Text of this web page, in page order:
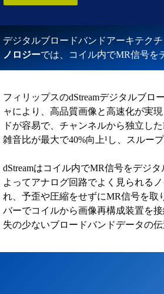
デジタルブロードバンドアーキテク
ノロジーでは、コイル内でMR信号を
フィリップスのdStreamデジタルブロ
ャにより、高品質画像と高速化が実
ドが容易で、チャンネルから独立し
雑音比が最大で40%向上¹し、スルー
dStreamはコイル内でMR信号をデジ
よってアナログ回路でよく見られる
れ、予歪や圧縮をせずにMR信号を取
バーでコイルから画像再構成装置を
失の少ないブロードバンドデータの伝